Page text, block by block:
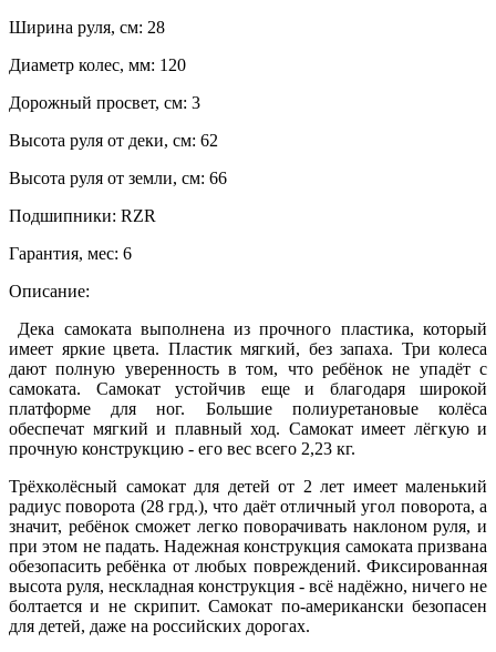
Ширина руля, см: 28
Диаметр колес, мм: 120
Дорожный просвет, см: 3
Высота руля от деки, см: 62
Высота руля от земли, см: 66
Подшипники: RZR
Гарантия, мес: 6
Описание:
Дека самоката выполнена из прочного пластика, который
имеет яркие цвета. Пластик мягкий, без запаха. Три колеса
дают полную уверенность в том, что ребёнок не упадёт с
самоката. Самокат устойчив еще и благодаря широкой
платформе для ног. Большие полиуретановые колёса
обеспечат мягкий и плавный ход. Самокат имеет лёгкую и
прочную конструкцию - его вес всего 2,23 кг.
Трёхколёсный самокат для детей от 2 лет имеет маленький
радиус поворота (28 грд.), что даёт отличный угол поворота, а
значит, ребёнок сможет легко поворачивать наклоном руля, и
при этом не падать. Надежная конструкция самоката призвана
обезопасить ребёнка от любых повреждений. Фиксированная
высота руля, нескладная конструкция - всё надёжно, ничего не
болтается и не скрипит. Самокат по-американски безопасен
для детей, даже на российских дорогах.